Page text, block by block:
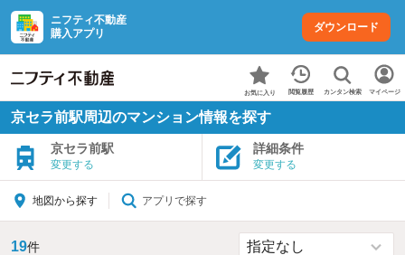
ニフティ不動産
購入アプリ
ダウンロード
お気に入り 閲覧履歴 カンタン検索 マイページ
京セラ前駅周辺のマンション情報を探す
京セラ前駅
変更する
詳細条件
変更する
地図から探す アプリで探す
19件